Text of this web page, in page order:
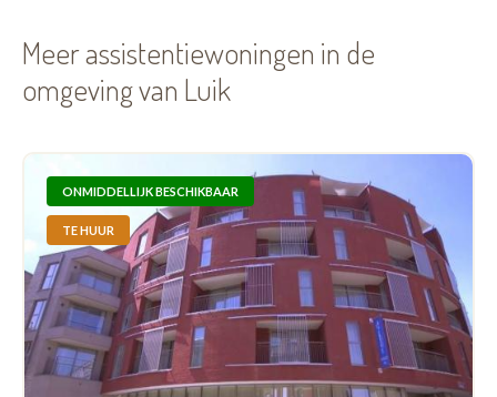
Meer assistentiewoningen in de
omgeving van Luik
ONMIDDELLIJK BESCHIKBAAR
TE HUUR